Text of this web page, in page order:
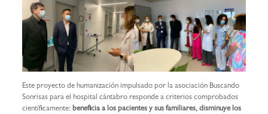
Este proyecto de humanización impulsado por la asociación Buscando
Sonrisas para el hospital cántabro responde a criterios comprobados
científicamente: beneficia a los pacientes y sus familiares, disminuye los